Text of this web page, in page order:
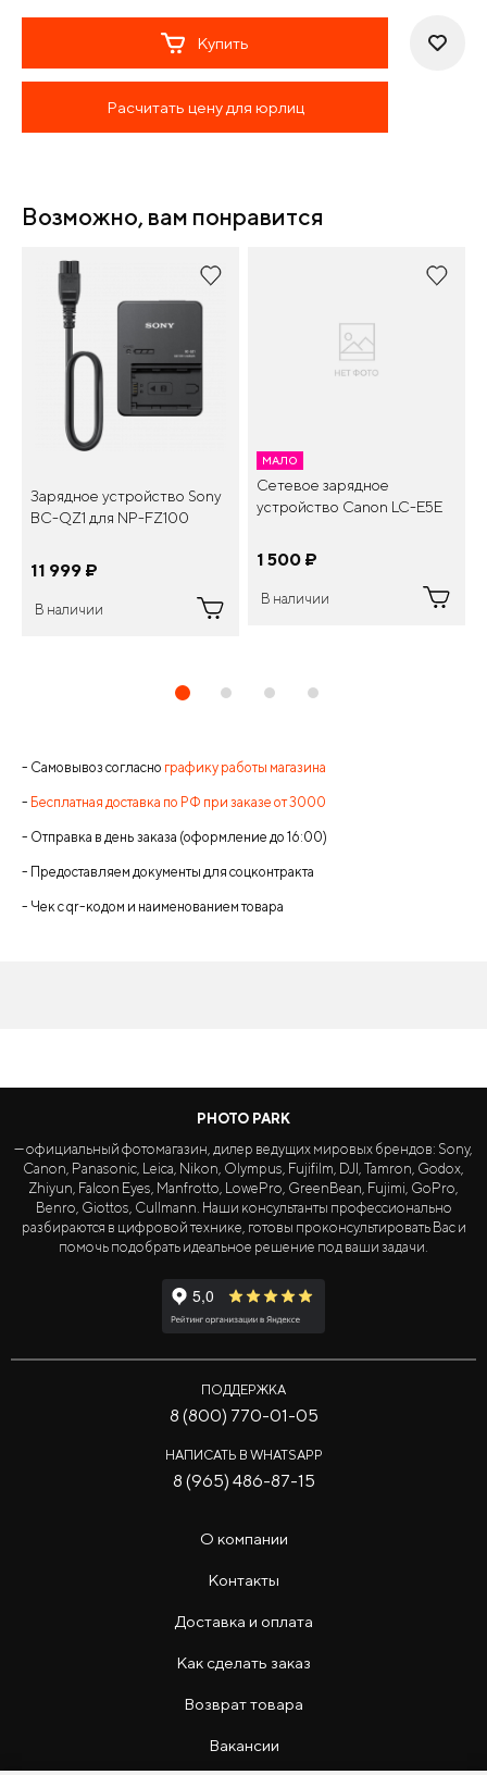
Купить
Расчитать цену для юрлиц
Возможно, вам понравится
Зарядное устройство Sony
BC-QZ1 для NP-FZ100
11 999 ¤
В наличии
МАЛО
Сетевое зарядное
устройство Canon LC-E5E
1 500 ¤
В наличии
- Самовывоз согласно графику работы магазина
- Бесплатная доставка по РФ при заказе от 3000
- Отправка в день заказа (оформление до 16:00)
- Предоставляем документы для соцконтракта
- Чек с qr-кодом и наименованием товара
PHOTO PARK
— официальный фотомагазин, дилер ведущих мировых брендов: Sony,
Canon, Panasonic, Leica, Nikon, Olympus, Fujifilm, DJI, Tamron, Godox,
Zhiyun, Falcon Eyes, Manfrotto, LowePro, GreenBean, Fujimi, GoPro,
Benro, Giottos, Cullmann. Наши консультанты профессионально
разбираются в цифровой технике, готовы проконсультировать Вас и
помочь подобрать идеальное решение под ваши задачи.
ПОДДЕРЖКА
8 (800) 770-01-05
НАПИСАТЬ В WHATSAPP
8 (965) 486-87-15
О компании
Контакты
Доставка и оплата
Как сделать заказ
Возврат товара
Вакансии